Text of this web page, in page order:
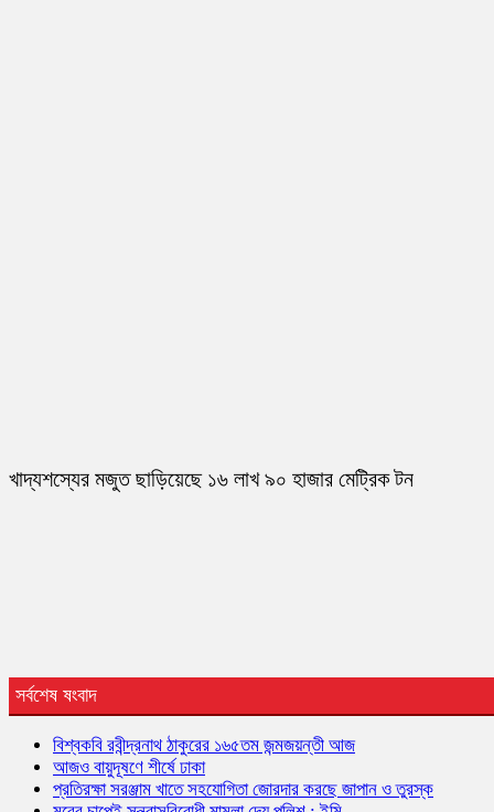
খাদ্যশস্যের মজুত ছাড়িয়েছে ১৬ লাখ ৯০ হাজার মেট্রিক টন
সর্বশেষ ষংবাদ
বিশ্বকবি রবীন্দ্রনাথ ঠাকুরের ১৬৫তম জন্মজয়ন্তী আজ
আজও বায়ুদূষণে শীর্ষে ঢাকা
প্রতিরক্ষা সরঞ্জাম খাতে সহযোগিতা জোরদার করছে জাপান ও তুরস্ক